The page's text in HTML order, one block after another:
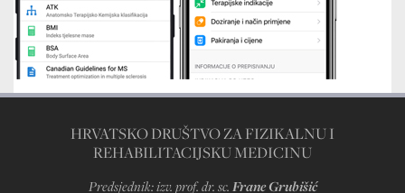
HRVATSKO DRUŠTVO ZA FIZIKALNU I
REHABILITACIJSKU MEDICINU
Predsjednik: izv. prof. dr. sc.Frane Grubišić